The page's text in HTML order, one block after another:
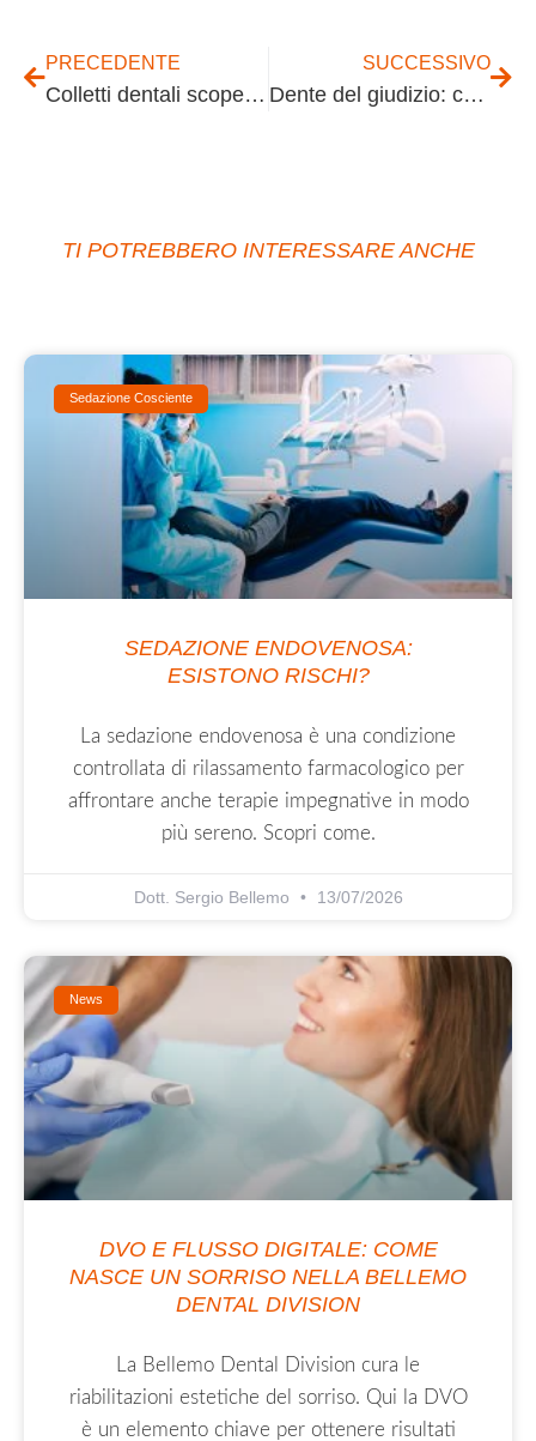
PRECEDENTE
Colletti dentali scoperti: prevenzione e trattamento
SUCCESSIVO
Dente del giudizio: come gestirlo?
TI POTREBBERO INTERESSARE ANCHE
Sedazione Cosciente
SEDAZIONE ENDOVENOSA:
ESISTONO RISCHI?
La sedazione endovenosa è una condizione
controllata di rilassamento farmacologico per
affrontare anche terapie impegnative in modo
più sereno. Scopri come.
Dott. Sergio Bellemo 13/07/2026
News
DVO E FLUSSO DIGITALE: COME
NASCE UN SORRISO NELLA BELLEMO
DENTAL DIVISION
La Bellemo Dental Division cura le
riabilitazioni estetiche del sorriso. Qui la DVO
è un elemento chiave per ottenere risultati